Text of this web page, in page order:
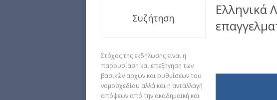
Ελληνικά
Συζήτηση
Στόχος της εκδήλωσης είναι η
παρουσίαση και επεξήγηση των
βασικών αρχών και ρυθμίσεων του
νομοσχεδίου αλλά και η ανταλλαγή
απόψεων από την ακαδημαϊκή και